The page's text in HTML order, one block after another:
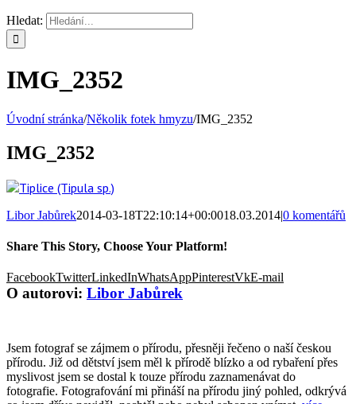
Hledat:
IMG_2352
Úvodní stránka/Několik fotek hmyzu/IMG_2352
IMG_2352
Libor Jabůrek2014-03-18T22:10:14+00:0018.03.2014|0 komentářů
Share This Story, Choose Your Platform!
FacebookTwitterLinkedInWhatsAppPinterestVkE-mail
O autorovi: Libor Jabůrek
Jsem fotograf se zájmem o přírodu, přesněji řečeno o naší českou
přírodu. Již od dětství jsem měl k přírodě blízko a od rybaření přes
myslivost jsem se dostal k touze přírodu zaznamenávat do
fotografie. Fotografování mi přináší na přírodu jiný pohled, odkrývá